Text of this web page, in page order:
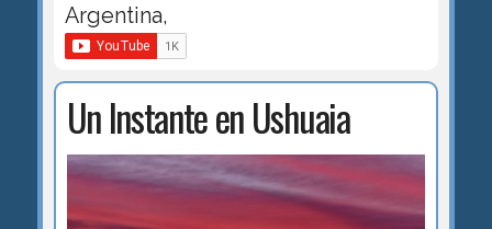
Argentina,
Un Instante en Ushuaia